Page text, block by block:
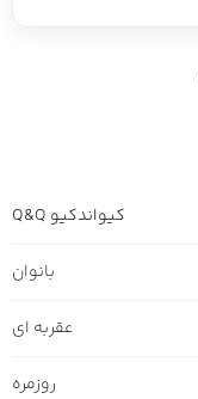
کیواندکیو Q&Q
بانوان
عقربه ای
روزمره